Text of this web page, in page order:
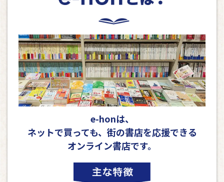
e-honは、
ネットで買っても、街の書店を応援できる
オンライン書店です。